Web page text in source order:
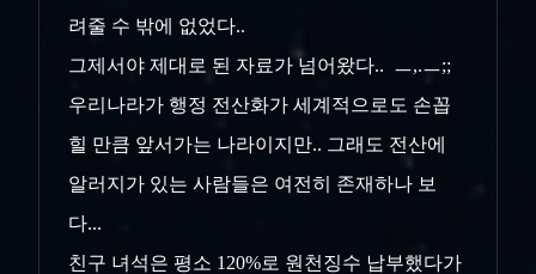
려줄 수 밖에 없었다..
그제서야 제대로 된 자료가 넘어왔다.. ㅡ,.ㅡ;;
우리나라가 행정 전산화가 세계적으로도 손꼽
힐 만큼 앞서가는 나라이지만.. 그래도 전산에
알러지가 있는 사람들은 여전히 존재하나 보
다...
친구 녀석은 평소 120%로 원천징수 납부했다가